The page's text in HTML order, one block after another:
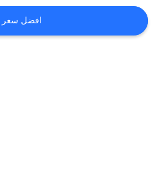
اطلب
اقتباس
افضل سعر